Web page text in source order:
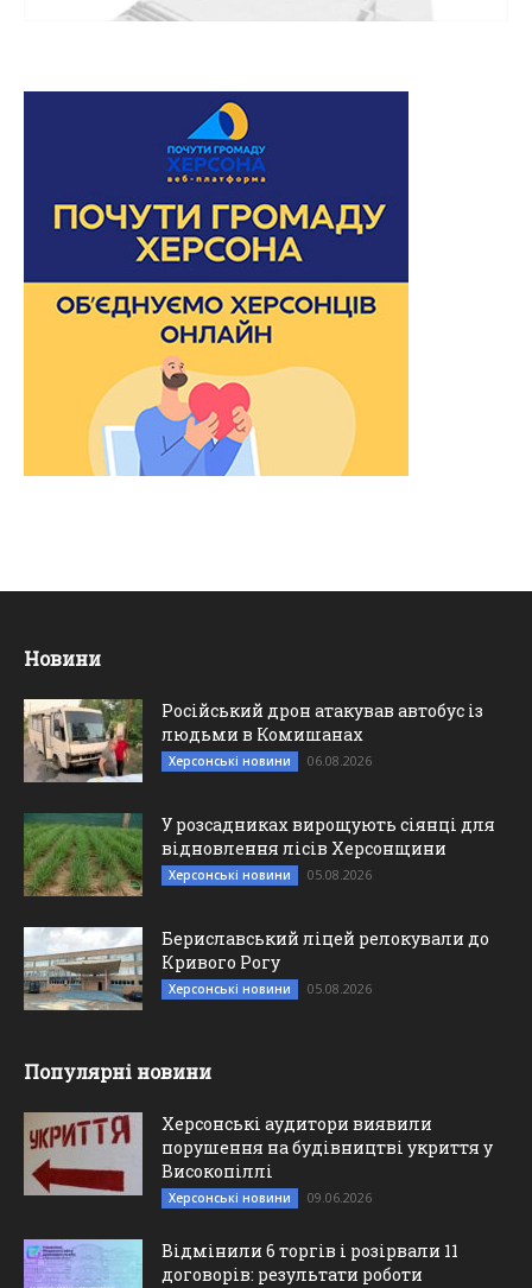
Новини
Російський дрон атакував автобус із
людьми в Комишанах
Херсонські новини 06.08.2026
У розсадниках вирощують сіянці для
відновлення лісів Херсонщини
Херсонські новини 05.08.2026
Бериславський ліцей релокували до
Кривого Рогу
Херсонські новини 05.08.2026
Популярні новини
Херсонські аудитори виявили
порушення на будівництві укриття у
Високопіллі
Херсонські новини 09.06.2026
Відмінили 6 торгів і розірвали 11
договорів: результати роботи